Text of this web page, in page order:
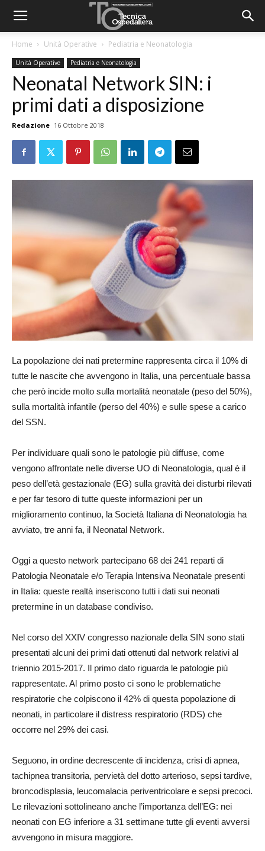
Home Unità Operative Pediatria e Neonatologia
Unità Operative Pediatria e Neonatologia
Neonatal Network SIN: i
primi dati a disposizione
Redazione 16 Ottobre 2018
La popolazione dei nati pretermine rappresenta circa il 10% di
tutte le nascite che avvengono in Italia, una percentuale bassa
che però incide molto sulla mortalità neonatale (peso del 50%),
sulla mortalità infantile (perso del 40%) e sulle spese a carico
del SSN.
Per individuare quali sono le patologie più diffuse, come
vengono affrontate nelle diverse UO di Neonatologia, qual è il
peso dell’età gestazionale (EG) sulla gravità dei disturbi rilevati
e per far tesoro di tutte queste informazioni per un
miglioramento continuo, la Società Italiana di Neonatologia ha
avviato, tre anni fa, il Neonatal Network.
Oggi a questo network partecipano 68 dei 241 reparti di
Patologia Neonatale e/o Terapia Intensiva Neonatale presenti
in Italia: queste realtà inseriscono tutti i dati sui neonati
pretermine in un database condiviso.
Nel corso del XXIV congresso nazionale della SIN sono stati
presentati alcuni dei primi dati ottenuti dal network relativi al
triennio 2015-2017. Il primo dato riguarda le patologie più
rappresentate. Al primo posto ci sono le problematiche
respiratorie che colpiscono il 42% di questa popolazione di
neonati, in particolare il distress respiratorio (RDS) che
occorre nel 29% dei casi.
Seguono, in ordine decrescente di incidenza, crisi di apnea,
tachipnea transitoria, pervietà del dotto arterioso, sepsi tardive,
broncodisplasia, leucomalacia periventricolare e sepsi precoci.
Le rilevazioni sottolineano anche l’importanza dell’EG: nei
neonati con EG inferiore a 31 settimane tutte gli eventi avversi
avvengono in misura maggiore.